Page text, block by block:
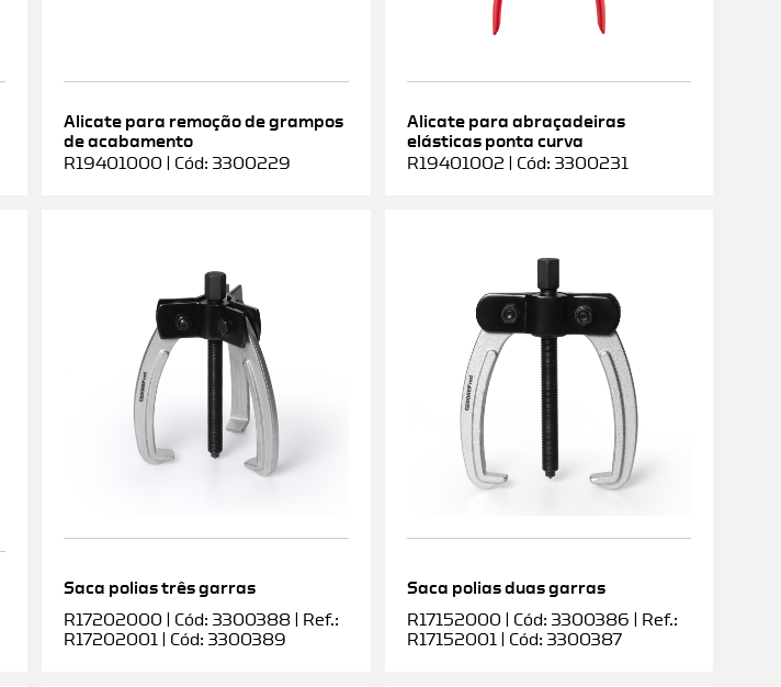
Alicate para remoção de grampos
de acabamento
R19401000 | Cód: 3300229
Alicate para abraçadeiras
elásticas ponta curva
R19401002 | Cód: 3300231
Saca polias três garras
R17202000 | Cód: 3300388 | Ref.:
R17202001 | Cód: 3300389
Saca polias duas garras
R17152000 | Cód: 3300386 | Ref.:
R17152001 | Cód: 3300387